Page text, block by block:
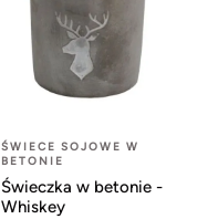
ŚWIECE SOJOWE W
BETONIE
Świeczka w betonie -
Whiskey